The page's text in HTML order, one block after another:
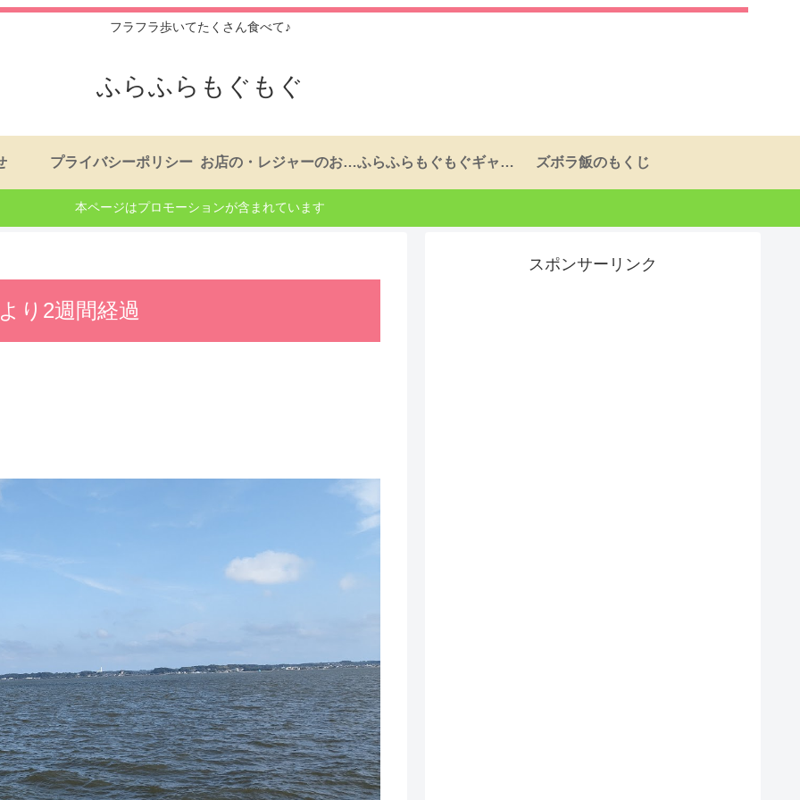
フラフラ歩いてたくさん食べて♪
ふらふらもぐもぐ
プライバシーポリシー お店の・レジャーのおはなし。もくじ ふらふらもぐもぐギャラリーページ ズボラ飯のもくじ
本ページはプロモーションが含まれています
り2週間経過
スポンサーリンク